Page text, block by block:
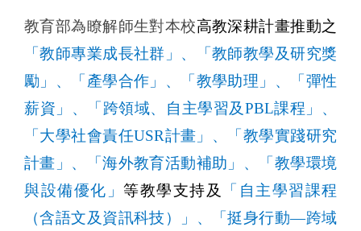
教育部為瞭解師生對本校高教深耕計畫推動之
「教師專業成長社群」、「教師教學及研究獎
勵」、「產學合作」、「教學助理」、「彈性
薪資」、「跨領域、自主學習及PBL課程」、
「大學社會責任USR計畫」、「教學實踐研究
計畫」、「海外教育活動補助」、「教學環境
與設備優化」 等教學支持及
「自主學習課程
（含語文及資訊科技）」、「挺身行動—跨域